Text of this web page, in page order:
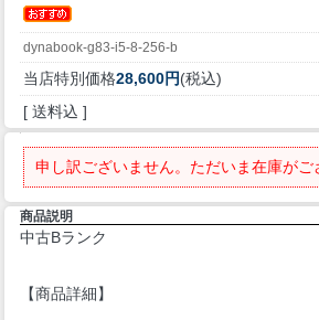
dynabook-g83-i5-8-256-b
当店特別価格28,600円(税込)
[ 送料込 ]
申し訳ございません。ただいま在庫がご
商品説明
中古Bランク
【商品詳細】